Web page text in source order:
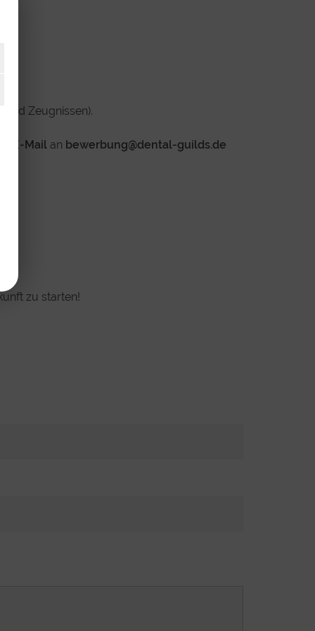
Zeugnissen).
E-Mail an bewerbung@dental-guilds.de
zu starten!